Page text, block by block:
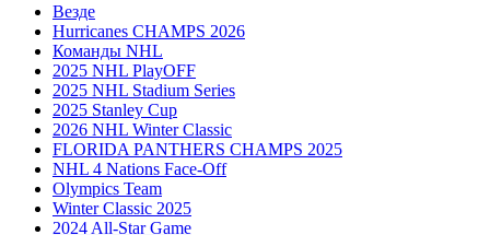
Везде
Hurricanes CHAMPS 2026
Команды NHL
2025 NHL PlayOFF
2025 NHL Stadium Series
2025 Stanley Cup
2026 NHL Winter Classic
FLORIDA PANTHERS CHAMPS 2025
NHL 4 Nations Face-Off
Olympics Team
Winter Classic 2025
2024 All-Star Game